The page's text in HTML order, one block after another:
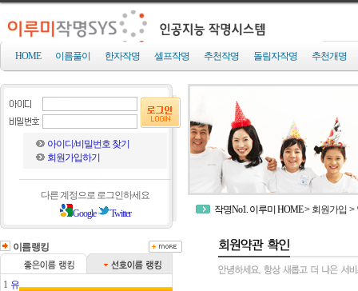
HOME 이름풀이 한자작명 셀프작명 추천작명 돌림자작명 추천개명
아이디/비밀번호 찾기
회원가입하기
다른 계정으로 로그인하세요
Google
Twitter
이름랭킹
1 유
작명No1. 이루미 HOME> 회원가입 >